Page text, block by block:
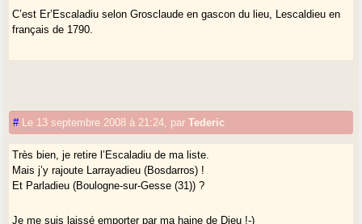
C’est Er’Escaladiu selon Grosclaude en gascon du lieu, Lescaldieu en
français de 1790.
# Le 13 septembre 2008 à 21:24 parTederic
Très bien, je retire l’Escaladiu de ma liste.
Mais j’y rajoute Larrayadieu (Bosdarros) !
Et Parladieu (Boulogne-sur-Gesse (31)) ?
Je me suis laissé emporter par ma haine de Dieu !-)